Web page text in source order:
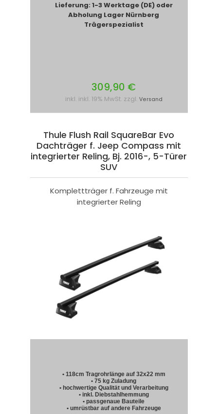
Lieferung: 1-3 Werktage (DE) oder
Abholung Lager Nürnberg
Trägerspezialist
309,90 €
inkl. inkl. 19% MwSt. zzgl. Versand
Thule Flush Rail SquareBar Evo
Dachträger f. Jeep Compass mit
integrierter Reling, Bj. 2016-, 5-Türer
SUV
Komplettträger f. Fahrzeuge mit
integrierter Reling
• 118cm Tragrohrlänge auf 32x22 mm
• 75 kg Zuladung
• hochwertige Qualität und Verarbeitung
• inkl. Diebstahlhemmung
• passgenaue Bauteile
• umrüstbar auf andere Fahrzeuge